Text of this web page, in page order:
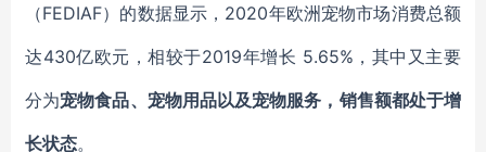
（FEDIAF）的数据显示，2020年欧洲宠物市场消费总额
达430亿欧元，相较于2019年增长 5.65%，其中又主要
分为宠物食品、宠物用品以及宠物服务，销售额都处于增
长状态。